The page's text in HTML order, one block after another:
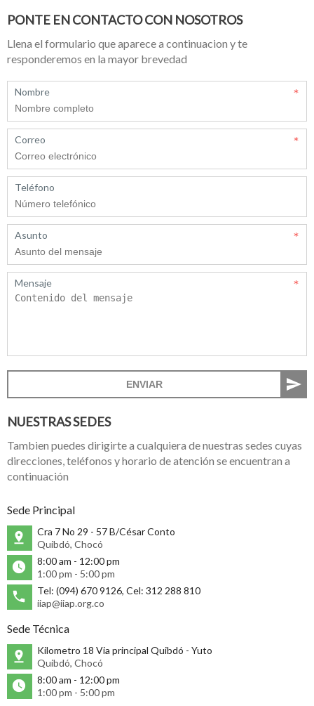
PONTE EN CONTACTO CON NOSOTROS
Llena el formulario que aparece a continuacion y te
responderemos en la mayor brevedad
Nombre
Correo
Teléfono
Asunto
Mensaje
ENVIAR
NUESTRAS SEDES
Tambien puedes dirigirte a cualquiera de nuestras sedes cuyas
direcciones, teléfonos y horario de atención se encuentran a
continuación
Sede Principal
Cra 7 No 29 - 57 B/César Conto
Quibdó, Chocó
8:00 am - 12:00 pm
1:00 pm - 5:00 pm
Tel: (094) 670 9126, Cel: 312 288 810
iiap@iiap.org.co
Sede Técnica
Kilometro 18 Via principal Quibdó - Yuto
Quibdó, Chocó
8:00 am - 12:00 pm
1:00 pm - 5:00 pm